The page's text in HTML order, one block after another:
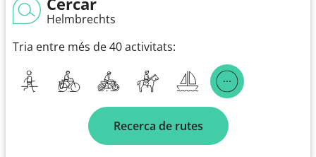
Helmbrechts
Tria entre més de 40 activitats:
Recerca de rutes